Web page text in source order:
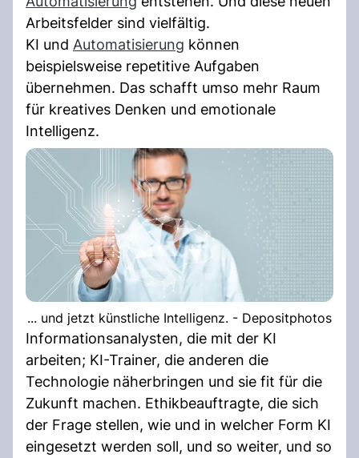
Arbeitsfelder sind vielfältig.
KI und Automatisierung können
beispielsweise repetitive Aufgaben
übernehmen. Das schafft umso mehr Raum
für kreatives Denken und emotionale
Intelligenz.
... und jetzt künstliche Intelligenz. - Depositphotos
Informationsanalysten, die mit der KI
arbeiten; KI-Trainer, die anderen die
Technologie näherbringen und sie fit für die
Zukunft machen. Ethikbeauftragte, die sich
der Frage stellen, wie und in welcher Form KI
eingesetzt werden soll, und so weiter, und so